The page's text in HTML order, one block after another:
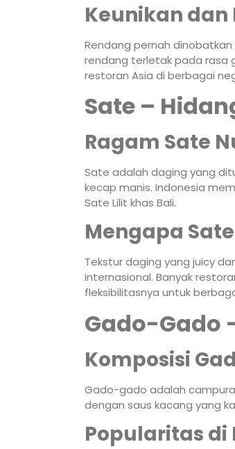
Keunikan
Rendang pernah dinobatkan
rendang terletak pada rasa
restoran Asia di berbagai
Sate –
Ragam Sate
Sate adalah daging yang
kecap manis. Indonesia
Sate Lilit khas Bali.
Mengapa
Tekstur daging yang juicy
internasional. Banyak
fleksibilitasnya untuk
Gado-Gado
Komposisi
Gado-gado adalah
dengan saus kacang yang
Popularitas di